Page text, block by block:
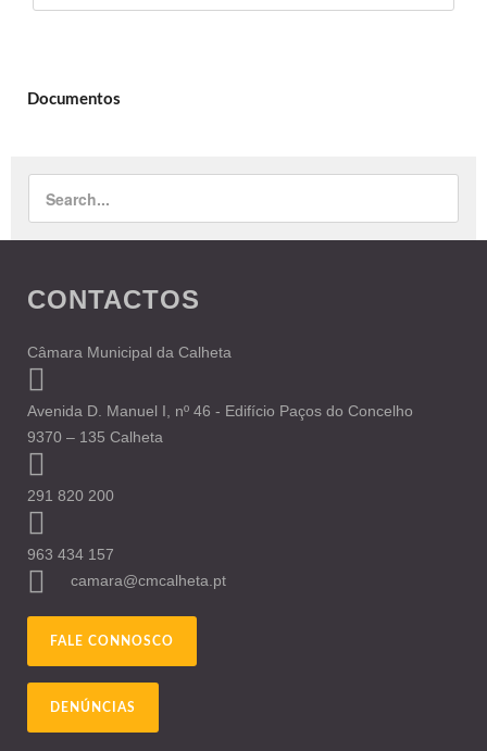
Documentos
CONTACTOS
Câmara Municipal da Calheta
Avenida D. Manuel I, nº 46 - Edifício Paços do Concelho
9370 – 135 Calheta
291 820 200
963 434 157
camara@cmcalheta.pt
FALE CONNOSCO
DENÚNCIAS